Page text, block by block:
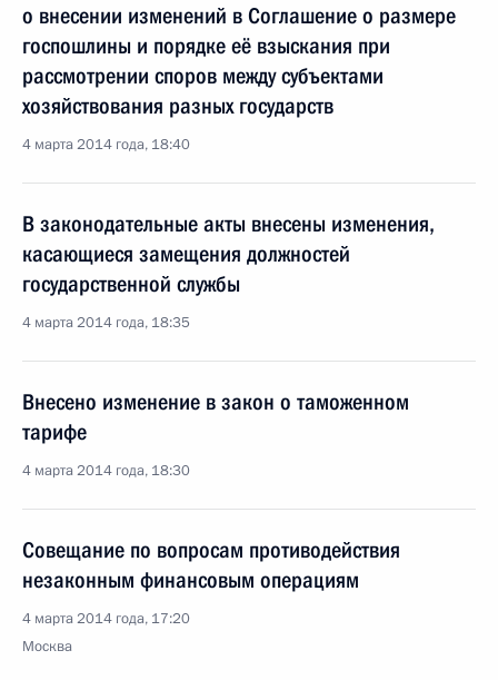
о внесении изменений в Соглашение о размере
госпошлины и порядке её взыскания при
рассмотрении споров между субъектами
хозяйствования разных государств
4 марта 2014 года, 18:40
В законодательные акты внесены изменения,
касающиеся замещения должностей
государственной службы
4 марта 2014 года, 18:35
Внесено изменение в закон о таможенном
тарифе
4 марта 2014 года, 18:30
Совещание по вопросам противодействия
незаконным финансовым операциям
4 марта 2014 года, 17:20
Москва